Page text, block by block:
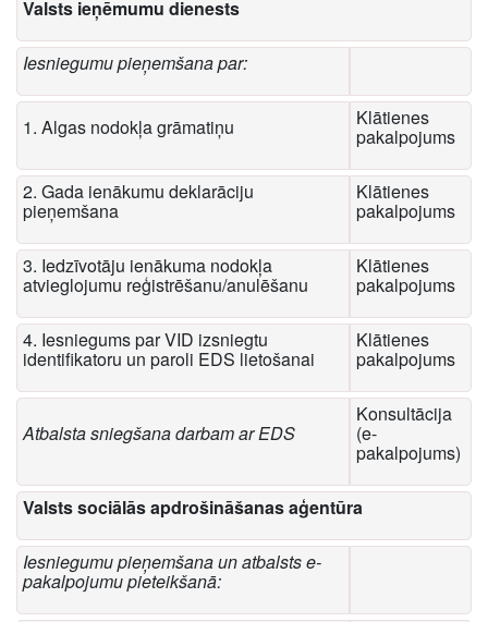
Valsts ieņēmumu dienests
Iesniegumu pieņemšana par:
1. Algas nodokļa grāmatiņu Klātienes
pakalpojums
2. Gada ienākumu deklarāciju
pieņemšana
Klātienes
pakalpojums
3. Iedzīvotāju ienākuma nodokļa
atvieglojumu reģistrēšanu/anulēšanu
Klātienes
pakalpojums
4. Iesniegums par VID izsniegtu
identifikatoru un paroli EDS lietošanai
Klātienes
pakalpojums
Atbalsta sniegšana darbam ar EDS
Konsultācija
(e-
pakalpojums)
Valsts sociālās apdrošināšanas aģentūra
Iesniegumu pieņemšana un atbalsts e-
pakalpojumu pieteikšanā: